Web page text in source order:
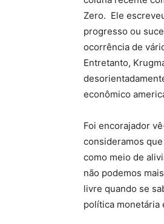
Zero. Ele
progresso ou
ocorrência de
Entretanto,
econômico
Foi encorajador
consideramos
como meio de
não podemos
livre quando se
política monetária